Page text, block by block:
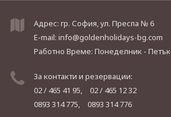
Адрес: гр. София, ул. Преспа № 6
E-mail: info@goldenholidays-bg.com
Работно Време: Понеделник - Петък
За контакти и резервации:
02 / 465 41 95,
02 / 465 12 32
0893 314 775,
0893 314 776